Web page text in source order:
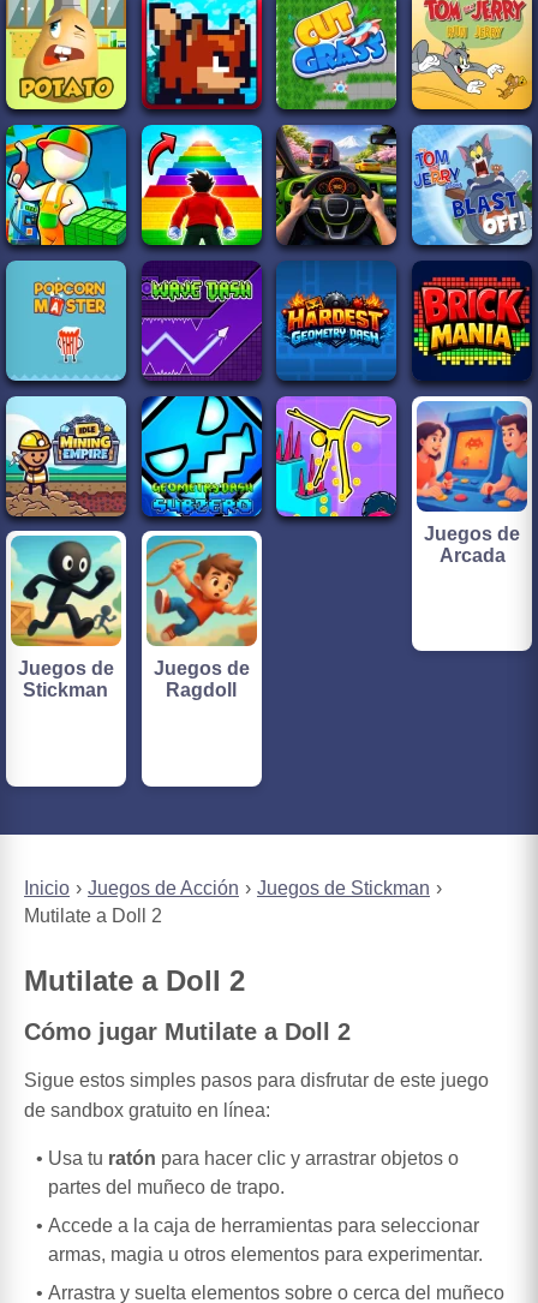
Inicio Juegos de Acción
Juegos de Stickman
Mutilate a Doll 2
Mutilate a Doll 2
Cómo jugar Mutilate a Doll 2
Sigue estos simples pasos para disfrutar de este juego
de sandbox gratuito en línea:
Usa tu ratón para hacer clic y arrastrar objetos o
partes del muñeco de trapo.
Accede a la caja de herramientas para seleccionar
armas, magia u otros elementos para experimentar.
Arrastra y suelta elementos sobre o cerca del muñeco
Juegos de
Arcada
Juegos de
Stickman
Juegos de
Ragdoll